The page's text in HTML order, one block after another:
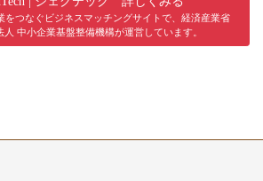
をつなぐビジネスマッチングサイトで、経済産業省
人 中小企業基盤整備機構が運営しています。